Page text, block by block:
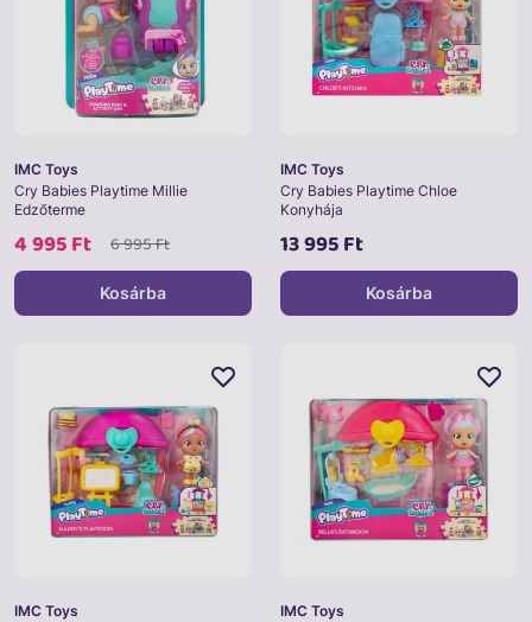
IMC Toys
Cry Babies Playtime Millie
Edzőterme
4 995 Ft 6 995 Ft
Kosárba
IMC Toys
Cry Babies Playtime Chloe
Konyhája
13 995 Ft
Kosárba
IMC Toys
IMC Toys